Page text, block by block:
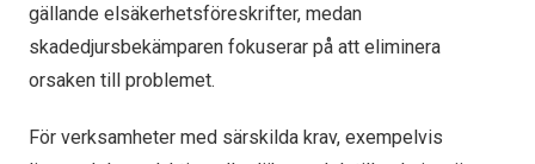
gällande elsäkerhetsföreskrifter, medan
skadedjursbekämparen fokuserar på att eliminera
orsaken till problemet.
För verksamheter med särskilda krav, exempelvis